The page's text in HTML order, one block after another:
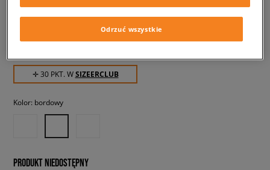
unisex, czapki z daszkiem
✛ 30 PKT. WSIZEERCLUB
Kolor: bordowy
PRODUKT NIEDOSTĘPNY
Odrzuć wszystkie